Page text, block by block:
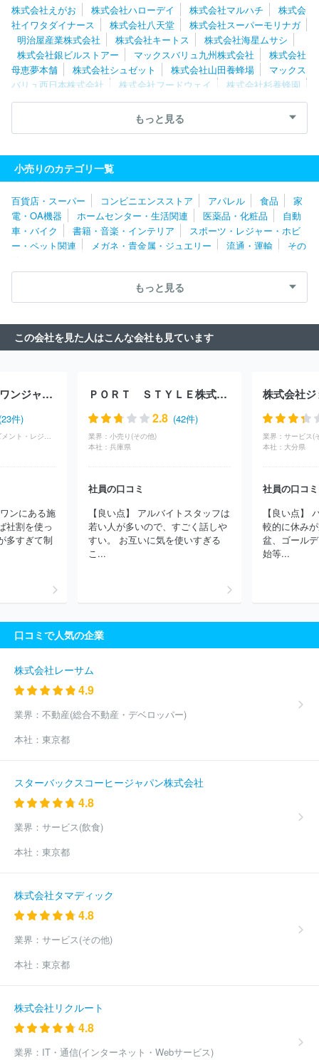
株式会社えがお 株式会社ハローデイ 株式会社マルハチ
株式会
社イワタダイナース
株式会社八天堂
株式会社スーパーモリナガ
明治屋産業株式会社
株式会社キートス
株式会社海星ムサシ
株式会社銀ビルストアー
マックスバリュ九州株式会社
株式会社
母恵夢本舗
株式会社シュゼット 株式会社山田養蜂場
マックス
バリュ西日本株式会社
株式会社フードウェイ
株式会社杉養蜂園
株式会社アサヒ緑健
株式会社健康家族
株式会社オーガランド
タイムス株式会社 大黒天物産株式会社
株式会
社マリンポリス
ランマルシェタケダ株式会社
株式会社ヤスサキ
株式会社重光
株式会社フィールコーポレーション
社
株式会社万代 株式会社三国屋
スーパーサンシ株式会社
株式会社コーシン
株式会社サンフェステ
ダイリキ株式会社
株式会社ぎゅーとら
株式会社ＧＡＮＫＯ
マルヤスホールディン
グス株式会社
株式会社寿司丸忠 株式会社千紀園
株式会社フー
不二商事株式会社
会社柿安本店
株式会社かましん
ＪＲ北海道フレッシュキヨスク
株式会社
株式会社ユニバース 株式会社みのや
ーズ
株式会社スーパーバリュー
ＪＲ東日本東北総合サービス株
エームサービス株式会社
コンパスグループ・ジャパン株式会社
（西洋フード）
株式会社船橋屋
株式会社マリアージュフレール
ジャポン
株式会社ヨシケイ松戸
レッジサービス株式会社
株式会社メフォス 株式会社イワイ
株
株式会社玉子屋 吉川水産株式会社
中島水産株式会社
ピナクル九段
株式会社ヴィノスやまざき
株式会社サンジェルマ
ン
株式会社グリーンハウスフーズ
株式会社ヴィ・ド・フランス
ワタミ株式会社
ほか(2176件)
もっと見る
小売りのカテゴリ一覧
百貨店・スーパー コンビニエンスストア アパレル 食品
家
電・OA機器
ホームセンター・生活関連 医薬品・化粧品
自動
車・バイク
書籍・音楽・インテリア
スポーツ・レジャー・ホビ
ー・ペット関連
メガネ・貴金属・ジュエリー 流通・運輸
その
もっと見る
この会社を見た人はこんな会社も見ています
株式会社ラウンドワンジャパン
件)
サービス(アミューズメント・レジャー)
ンにある施
社割を使っ
多すぎて制
ＰＯＲＴ ＳＴＹＬＥ株式会社
2.8 (42件)
業界： 小売り(その他)
本社： 兵庫県
社員の口コミ
【良い点】 アルバイトスタッフは
若い人が多いので、すごく話しや
すい。 お互いに気を使いすぎる
こ...
株式会社
業界： サービス(
本社： 大分県
社員の口コミ
【良い点】
較的に休み
盆、ゴール
始等...
口コミで人気の企業
株式会社レーサム
4.9
業界： 不動産(総合不動産・デベロッパー)
本社： 東京都
スターバックスコーヒージャパン株式会社
4.8
業界： サービス(飲食)
本社： 東京都
株式会社タマディック
4.8
業界： サービス(その他)
本社： 東京都
株式会社リクルート
4.8
業界： IT・通信(インターネット・Webサービス)